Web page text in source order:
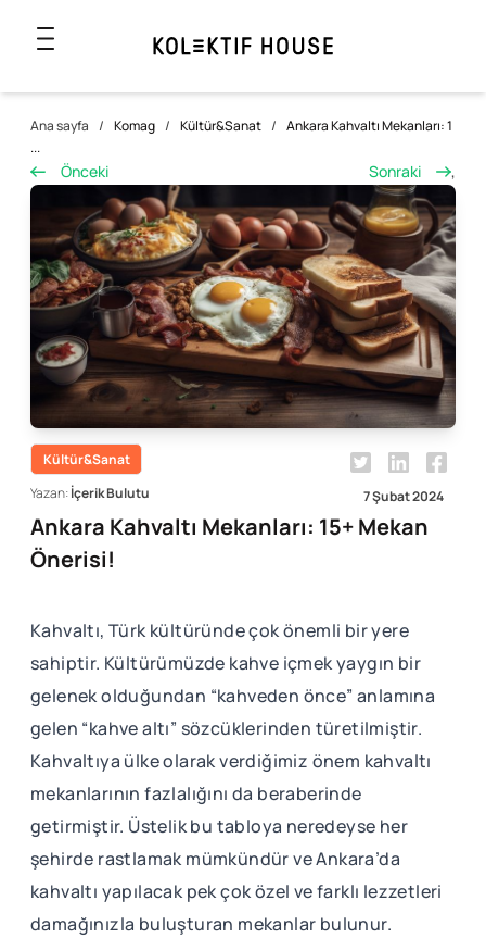
Ana sayfa / Komag / Kültür&Sanat / Ankara Kahvaltı Mekanları: 1
...
Önceki Sonraki ,
Kültür&Sanat
Yazan:İçerik Bulutu 7 Şubat 2024
Ankara Kahvaltı Mekanları: 15+ Mekan
Önerisi!
Kahvaltı, Türk kültüründe çok önemli bir yere
sahiptir. Kültürümüzde kahve içmek yaygın bir
gelenek olduğundan “kahveden önce” anlamına
gelen “kahve altı” sözcüklerinden türetilmiştir.
Kahvaltıya ülke olarak verdiğimiz önem kahvaltı
mekanlarının fazlalığını da beraberinde
getirmiştir. Üstelik bu tabloya neredeyse her
şehirde rastlamak mümkündür ve Ankara’da
kahvaltı yapılacak pek çok özel ve farklı lezzetleri
damağınızla buluşturan mekanlar bulunur.